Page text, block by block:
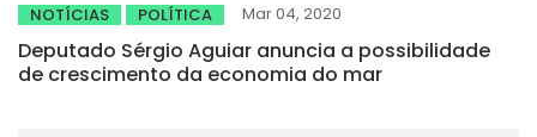
NOTÍCIAS POLÍTICA Mar 04, 2020
Deputado Sérgio Aguiar anuncia a possibilidade
de crescimento da economia do mar